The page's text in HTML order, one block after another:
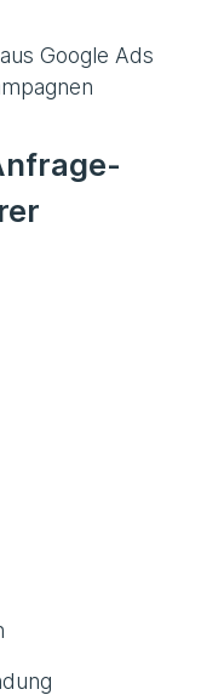
Google Ads